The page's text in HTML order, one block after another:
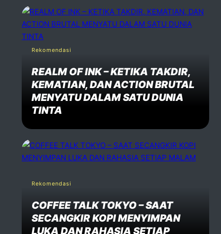
Rekomendasi
REALM OF INK – KETIKA TAKDIR,
KEMATIAN, DAN ACTION BRUTAL
MENYATU DALAM SATU DUNIA
TINTA
Rekomendasi
COFFEE TALK TOKYO – SAAT
SECANGKIR KOPI MENYIMPAN
LUKA DAN RAHASIA SETIAP